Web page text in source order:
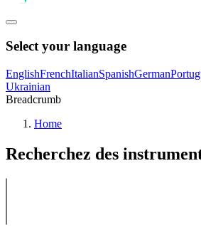
Select your language
EnglishFrenchItalianSpanishGerman
Ukrainian
Breadcrumb
Home
Recherchez des